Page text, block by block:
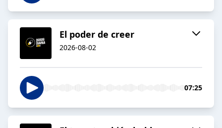
El poder de creer
2026-08-02
07:25